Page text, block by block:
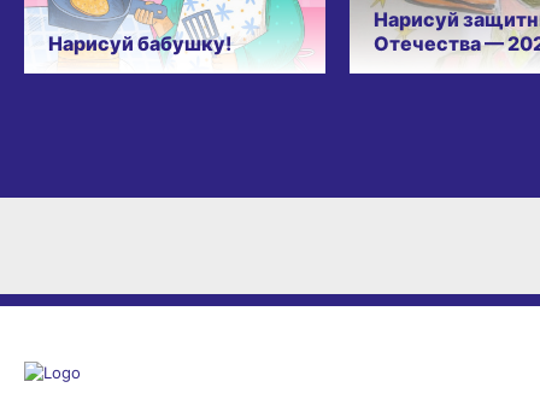
Нарисуй бабушку!
Нарисуй
Отечества —